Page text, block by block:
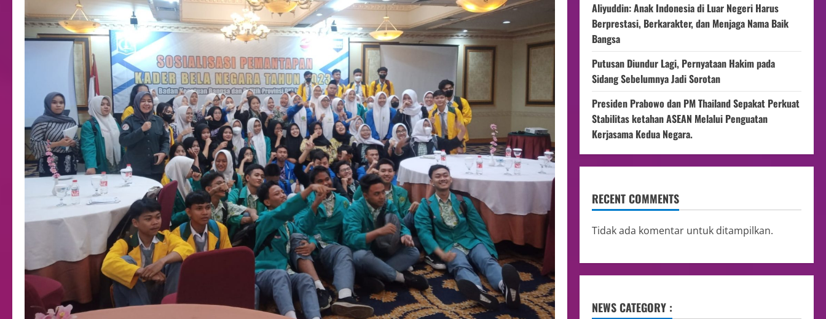
Aliyuddin: Anak Indonesia di Luar Negeri Harus
Berprestasi, Berkarakter, dan Menjaga Nama Baik
Bangsa
Putusan Diundur Lagi, Pernyataan Hakim pada
Sidang Sebelumnya Jadi Sorotan
Presiden Prabowo dan PM Thailand Sepakat Perkuat
Stabilitas ketahan ASEAN Melalui Penguatan
Kerjasama Kedua Negara.
RECENT COMMENTS
Tidak ada komentar untuk ditampilkan.
NEWS CATEGORY :